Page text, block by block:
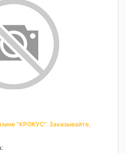
"КРОКУС". Заказывайте,